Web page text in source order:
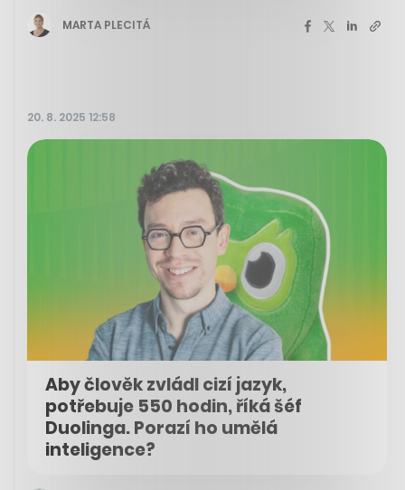
MARTA PLECITÁ
20. 8. 2025 12:58
Aby člověk zvládl cizí jazyk,
potřebuje 550 hodin, říká šéf
Duolinga. Porazí ho umělá
inteligence?